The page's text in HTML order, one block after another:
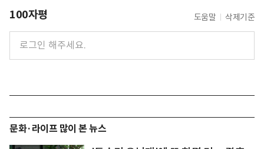
100자평 도움말 삭제기준
문화·라이프 많이 본 뉴스